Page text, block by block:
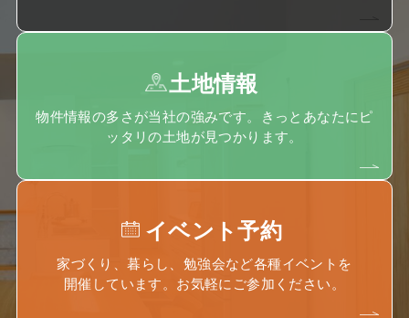
土地情報
物件情報の多さが当社の強みです。きっとあなたにピ
ッタリの土地が見つかります。
イベント予約
家づくり、暮らし、勉強会など各種イベントを
開催しています。お気軽にご参加ください。